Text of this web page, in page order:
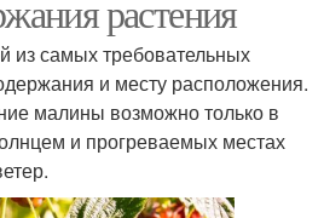
растения
из самых требовательных
и месту расположения.
малины возможно только в
и прогреваемых местах